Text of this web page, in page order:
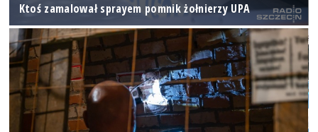
Ktoś zamalował sprayem pomnik żołnierzy UPA